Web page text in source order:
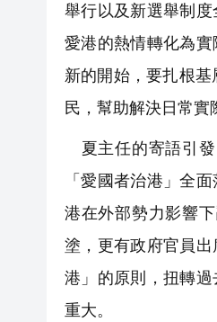
舉行以及新選舉制
愛港的熱情轉化為
新的開始，要扎根
民，幫助解決日常實
夏主任的寄語引發
「愛國者治港」全
港在外部勢力影響
塗，更有政府官員
港」的原則，扭轉
重大。